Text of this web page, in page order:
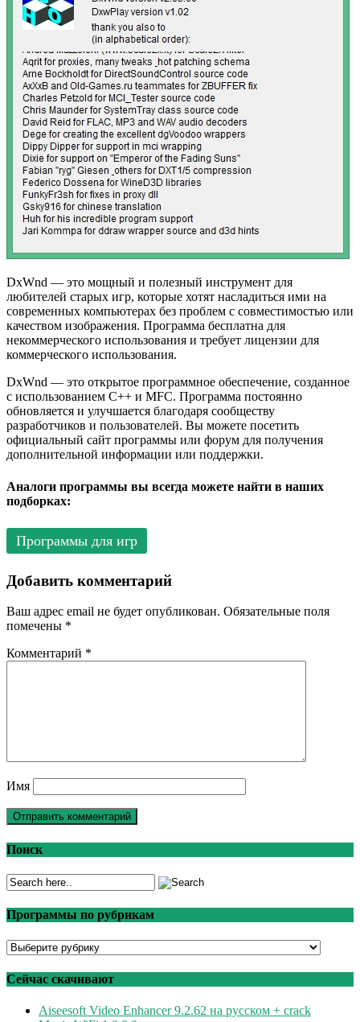
DxWnd — это мощный и полезный инструмент для
любителей старых игр, которые хотят насладиться ими на
современных компьютерах без проблем с совместимостью или
качеством изображения. Программа бесплатна для
некоммерческого использования и требует лицензии для
коммерческого использования.
DxWnd — это открытое программное обеспечение, созданное
с использованием C++ и MFC. Программа постоянно
обновляется и улучшается благодаря сообществу
разработчиков и пользователей. Вы можете посетить
официальный сайт программы или форум для получения
дополнительной информации или поддержки.
Аналоги программы вы всегда можете найти в наших
подборках:
Программы для игр
Добавить комментарий
Ваш адрес email не будет опубликован. Обязательные поля
помечены *
Комментарий *
Имя
Поиск
Программы по рубрикам
Программы
рубрикам
Сейчас скачивают
Aiseesoft Video Enhancer 9.2.62 на русском + crack